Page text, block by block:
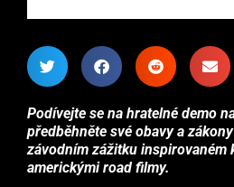
Podívejte se na hratelné demo
předběhněte své obavy a
závodním zážitku inspirovaném
americkými road filmy.